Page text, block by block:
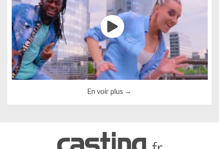
En voir plus
Gestion des cookies
Nous utilisons des cookies qui facilitent l'utilisation du site,
améliorent la performance et la sécurité du site internet.
Mesure d'audience